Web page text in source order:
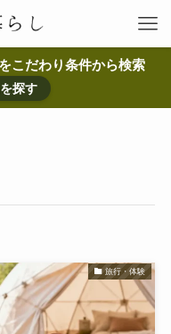
こだわり条件から検索
探す
旅行・体験